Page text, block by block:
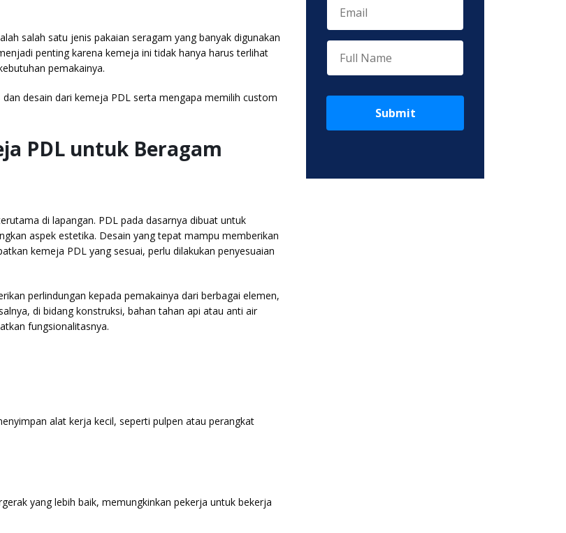
salah satu jenis pakaian seragam yang banyak digunakan
penting karena kemeja ini tidak hanya harus terlihat
pemakainya.
desain dari kemeja PDL serta mengapa memilih custom
PDL untuk Beragam
di lapangan. PDL pada dasarnya dibuat untuk
aspek estetika. Desain yang tepat mampu memberikan
kemeja PDL yang sesuai, perlu dilakukan penyesuaian
perlindungan kepada pemakainya dari berbagai elemen,
di bidang konstruksi, bahan tahan api atau anti air
fungsionalitasnya.
alat kerja kecil, seperti pulpen atau perangkat
yang lebih baik, memungkinkan pekerja untuk bekerja
Submit